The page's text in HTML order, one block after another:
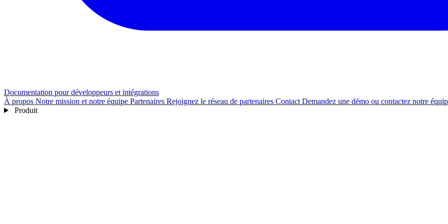
Documentation pour développeurs et intégrations
À propos Notre mission et notre équipe Partenaires Rejoignez le réseau de partenaires Contact Demandez une démo ou contactez notre
Produit